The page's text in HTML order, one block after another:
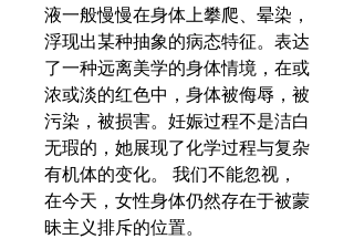
液一般慢慢在身体上攀爬、晕染，
浮现出某种抽象的病态特征。表达
了一种远离美学的身体情境，在或
浓或淡的红色中，身体被侮辱，被
污染，被损害。妊娠过程不是洁白
无瑕的，她展现了化学过程与复杂
有机体的变化。 我们不能忽视，
在今天，女性身体仍然存在于被蒙
昧主义排斥的位置。